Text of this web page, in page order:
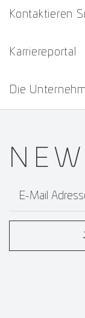
Kontaktieren
Karriereportal
Die
E-Mail Adresse